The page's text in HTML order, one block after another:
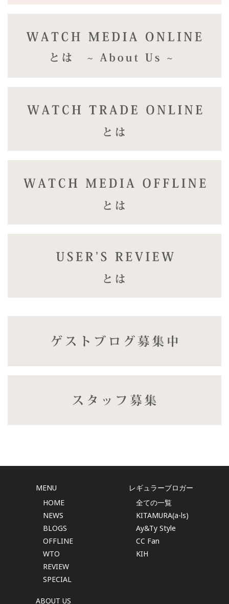
MENU
HOME
NEWS
BLOGS
OFFLINE
WTO
REVIEW
SPECIAL
ABOUT US
レギュラーブロガー
全ての一覧
KITAMURA(a-ls)
Ay&Ty Style
CC Fan
KIH